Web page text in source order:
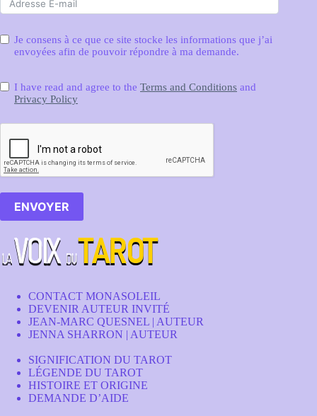
Je consens à ce que ce site stocke les informations que j’ai
envoyées afin de pouvoir répondre à ma demande.
I have read and agree to the Terms and Conditions and
Privacy Policy
ENVOYER
CONTACT MONASOLEIL
DEVENIR AUTEUR INVITÉ
JEAN-MARC QUESNEL | AUTEUR
JENNA SHARRON | AUTEUR
SIGNIFICATION DU TAROT
LÉGENDE DU TAROT
HISTOIRE ET ORIGINE
DEMANDE D’AIDE